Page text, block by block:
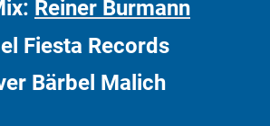
Reiner Burmann
Fiesta Records
Bärbel Malich